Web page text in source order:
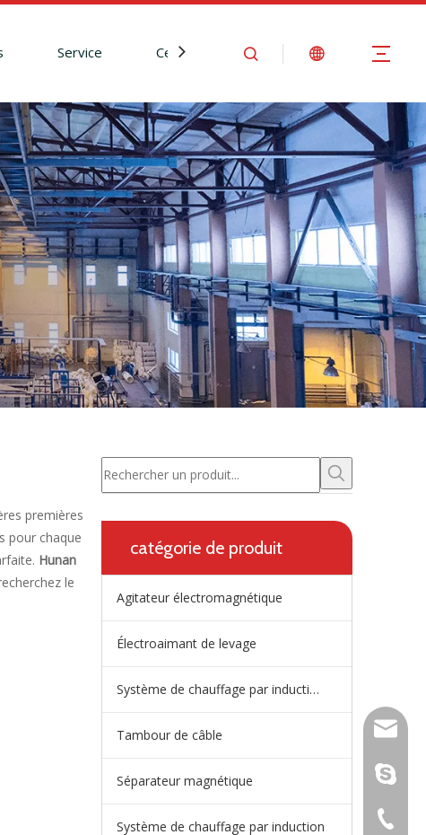
Service Centre d'Information Nous
premières
pour chaque
Hunan
le
catégorie de produit
Agitateur électromagnétique
Électroaimant de levage
Système de chauffage par induction de répartiteur
Tambour de câble
Séparateur magnétique
Système de chauffage par induction +86-